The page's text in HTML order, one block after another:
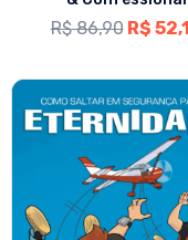
R$86,90 R$